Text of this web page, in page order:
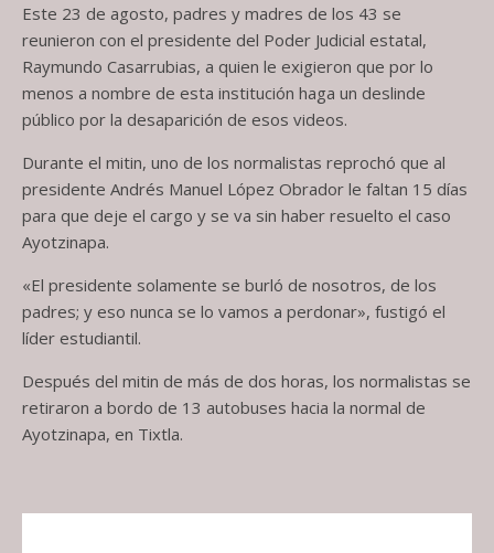
Este 23 de agosto, padres y madres de los 43 se
reunieron con el presidente del Poder Judicial estatal,
Raymundo Casarrubias, a quien le exigieron que por lo
menos a nombre de esta institución haga un deslinde
público por la desaparición de esos videos.
Durante el mitin, uno de los normalistas reprochó que al
presidente Andrés Manuel López Obrador le faltan 15 días
para que deje el cargo y se va sin haber resuelto el caso
Ayotzinapa.
«El presidente solamente se burló de nosotros, de los
padres; y eso nunca se lo vamos a perdonar», fustigó el
líder estudiantil.
Después del mitin de más de dos horas, los normalistas se
retiraron a bordo de 13 autobuses hacia la normal de
Ayotzinapa, en Tixtla.